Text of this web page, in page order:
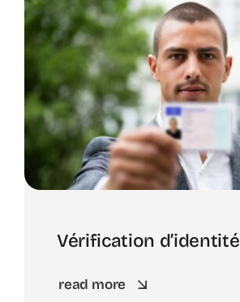
Vérification d’identité
read more